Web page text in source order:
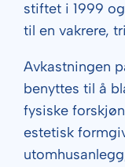
stiftet i 1999
til en vakrere,
Avkastningen
benyttes til å
fysiske
estetisk